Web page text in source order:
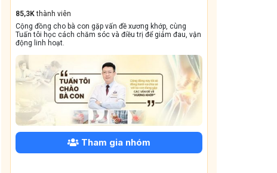
đề xương khớp, cùng
điều trị để giảm đau, vận
nhóm
Cộng đồng này sẽ giúp bà con đẩy lùi tình trạng ho dai
dẳng, viêm xoang tái phát triền miền, amidan sưng